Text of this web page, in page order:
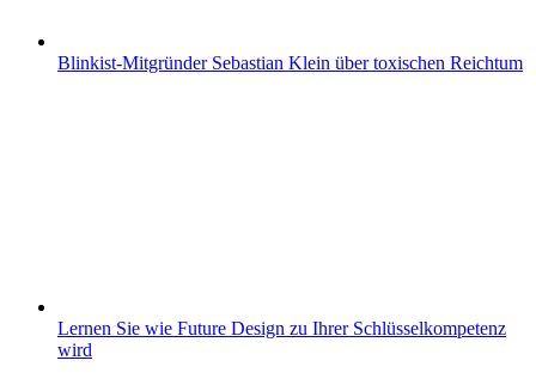
Blinkist-Mitgründer Sebastian Klein über toxischen Reichtum
Lernen Sie wie Future Design zu Ihrer Schlüsselkompetenz
wird